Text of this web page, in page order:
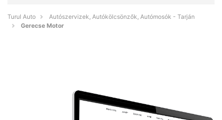
Turul Auto
Autószervizek, Autókölcsönzők, Autómosók - Tarján
Gerecse Motor